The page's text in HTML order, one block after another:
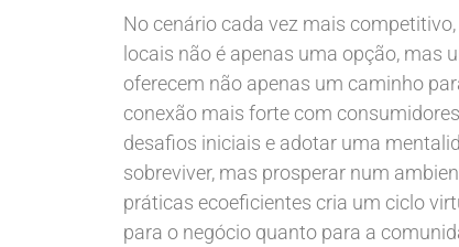
No cenário cada vez mais
locais não é apenas uma opção, mas
oferecem não apenas um caminho
conexão mais forte com
desafios iniciais e adotar uma
sobreviver, mas prosperar num
práticas ecoeficientes cria um ciclo
para o negócio quanto para a